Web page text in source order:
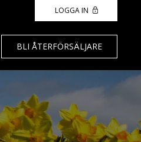
LOGGA IN
BLI ÅTERFÖRSÄLJARE